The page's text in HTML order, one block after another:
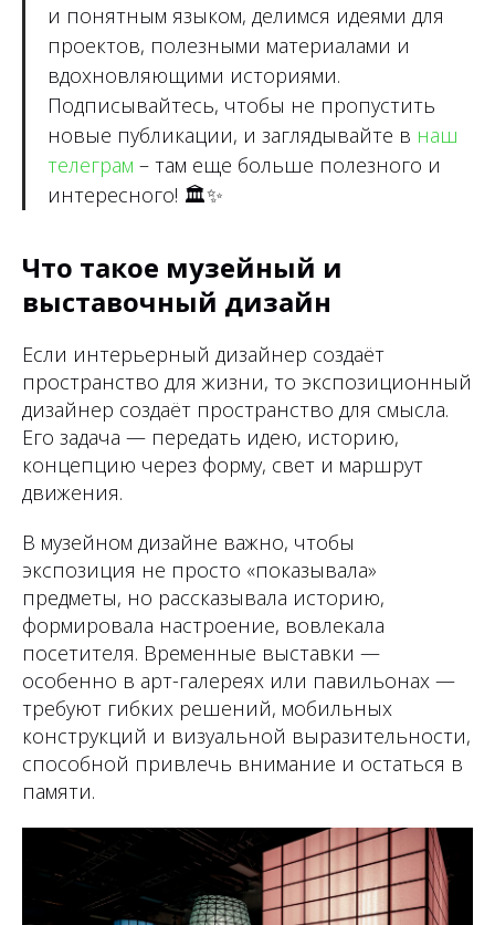
и понятным языком, делимся идеями для
проектов, полезными материалами и
вдохновляющими историями.
Подписывайтесь, чтобы не пропустить
новые публикации, и заглядывайте в наш
телеграм – там еще больше полезного и
интересного! 🏛✨
Что такое музейный и
выставочный дизайн
Если интерьерный дизайнер создаёт
пространство для жизни, то экспозиционный
дизайнер создаёт пространство для смысла.
Его задача — передать идею, историю,
концепцию через форму, свет и маршрут
движения.
В музейном дизайне важно, чтобы
экспозиция не просто «показывала»
предметы, но рассказывала историю,
формировала настроение, вовлекала
посетителя. Временные выставки —
особенно в арт-галереях или павильонах —
требуют гибких решений, мобильных
конструкций и визуальной выразительности,
способной привлечь внимание и остаться в
памяти.